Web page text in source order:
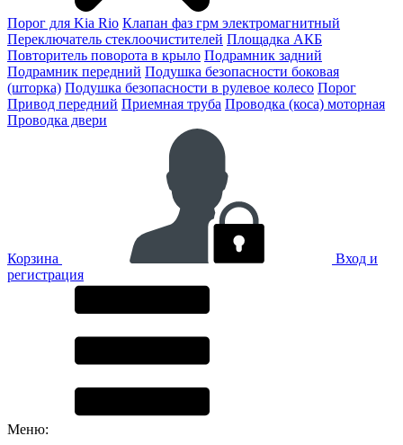
Порог для Kia Rio Клапан фаз грм электромагнитный
Переключатель стеклоочистителей Площадка АКБ
Повторитель поворота в крыло Подрамник задний
Подрамник передний Подушка безопасности боковая
(шторка) Подушка безопасности в рулевое колесо Порог
Привод передний Приемная труба Проводка (коса) моторная
Проводка двери
Корзина
Вход и
регистрация
Меню: